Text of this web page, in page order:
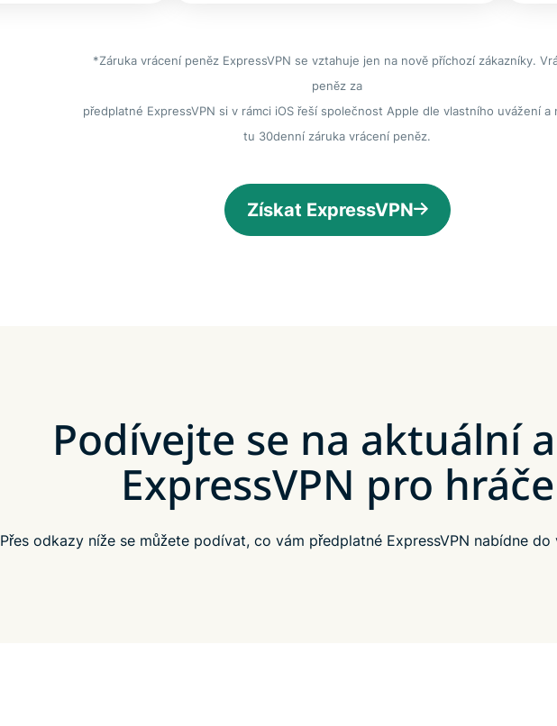
*Záruka vrácení peněz ExpressVPN se vztahuje jen na nově příchozí zákazníky.
peněz za
předplatné ExpressVPN si v rámci iOS řeší společnost Apple dle vlastního uvážení a
tu 30denní záruka vrácení peněz.
Získat ExpressVPN
Podívejte se na aktuální
ExpressVPN pro hráče
Přes odkazy níže se můžete podívat, co vám předplatné ExpressVPN nabídne do